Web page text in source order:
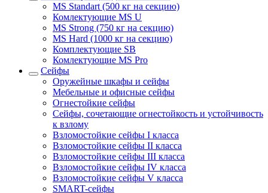
MS Standart (500 кг на секцию)
Комлектующие MS U
MS Strong (750 кг на секцию)
MS Hard (1000 кг на секцию)
Комплектующие SB
Комлектующие MS Pro
Сейфы
Оружейные шкафы и сейфы
Мебельные и офисные сейфы
Огнестойкие сейфы
Сейфы, сочетающие огнестойкость и устойчивость
к взлому
Взломостойкие сейфы I класса
Взломостойкие сейфы II класса
Взломостойкие сейфы III класса
Взломостойкие сейфы IV класса
Взломостойкие сейфы V класса
SMART-сейфы